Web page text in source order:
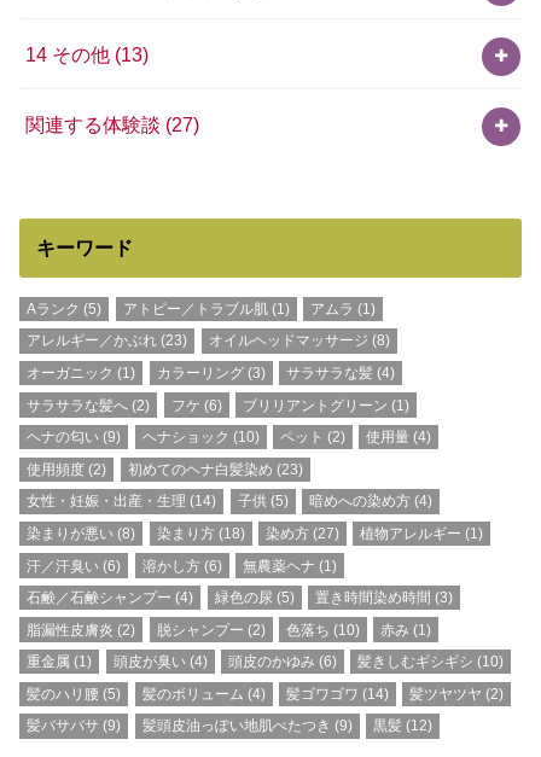
14 その他 (13)
関連する体験談 (27)
キーワード
Aランク (5) アトピー／トラブル肌(1) アムラ (1)
アレルギー／かぶれ (23) オイルヘッドマッサージ (8)
オーガニック (1) カラーリング(3) サラサラな髪(4)
サラサラな髪へ (2) フケ (6) ブリリアントグリーン (1)
ヘナの匂い (9) ヘナショック (10) ペット (2) 使用量 (4)
使用頻度 (2) 初めてのヘナ白髪染め (23)
女性・妊娠・出産・生理 (14) 子供(5) 暗めへの染め方(4)
染まりが悪い (8) 染まり方(18) 染め方(27) 植物アレルギー (1)
汗／汗臭い (6) 溶かし方(6) 無農薬ヘナ (1)
石鹸／石鹸シャンプー (4) 緑色の尿 (5) 置き時間染め時間 (3)
脂漏性皮膚炎 (2) 脱シャンプー (2) 色落ち (10) 赤み (1)
重金属 (1) 頭皮が臭い(4) 頭皮のかゆみ (6) 髪きしむギシギシ (10)
髪のハリ腰 (5) 髪のボリューム (4) 髪ゴワゴワ (14) 髪ツヤツヤ (2)
髪バサバサ (9) 髪頭皮油っぽい地肌べたつき (9) 黒髪(12)